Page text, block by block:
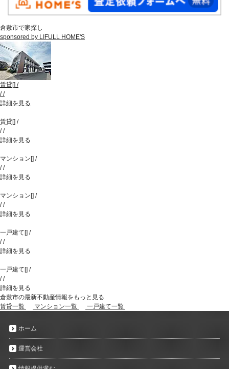
倉敷市で家探し
sponsored by LIFULL HOME'S
賃貸[] /
//
詳細を見る
賃貸[] /
//
詳細を見る
マンション[] /
//
詳細を見る
マンション[] /
//
詳細を見る
一戸建て[] /
//
詳細を見る
一戸建て[] /
//
詳細を見る
倉敷市の最新不動産情報をもっと見る
賃貸一覧
マンション一覧 一戸建て一覧
ホーム
運営会社